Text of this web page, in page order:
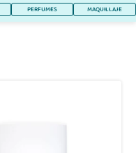
PERFUMES MAQUILLAJE